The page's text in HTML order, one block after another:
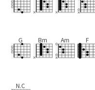
G Bm Am F
N.C